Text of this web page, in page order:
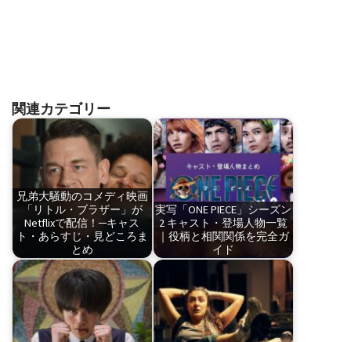
関連カテゴリー
兄弟大騒動のコメディ映画
「リトル・ブラザー」が
Netflixで配信！─キャス
ト・あらすじ・見どころま
とめ
実写「ONE PIECE」シーズン
2 キャスト・登場人物一覧
｜役柄と相関関係を完全ガ
イド